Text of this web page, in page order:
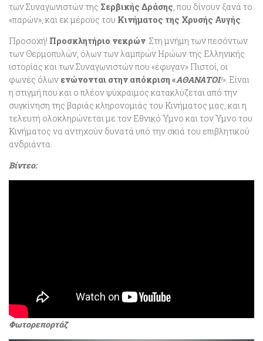
των Συναγωνιστών της Σερβικής Δράσης , που δίνουν ξανά το
«παρών», και εκ μέρους του Κινήματος της Χρυσής Αυγής
Προσοχή! Προσκλητήριο νεκρών . Στη μνήμη των πεσόντων
των Θερμοπυλών, όλων των λαμπρών Ηρώων της Ελληνικής
ιστορίας και των Συναγωνιστών που «έφυγαν» Πιστοί, οι
φωνές όλων ενώνονται στην απόκριση «ΑΘΑΝΑΤΟΙ!». Είναι
η στιγμή που και ο πλέον ψύχραιμος κατακλύζεται από την
συγκίνηση της βαριάς κληρονομιάς του Κινήματος μας, και η
τελευτή ολοκληρώνεται με τον Εθνικό Ύμνο και τον Ύμνο του
Κινήματος να αντηχούν δυνατά υπό την σκιά του επιβλητικού
ανδριάντα.
Βίντεο:
Φωτορεπορτάζ: